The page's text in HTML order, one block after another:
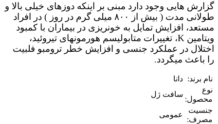
گزارش هایی وجود دارد مبنی بر اینکه دوزهای خیلی بالا و
طولانی مدت ( بیش از ۸٠٠ میلی گرم در روز ) در افراد
مستعد، افزایش تمایل به خونریزی در بیماران با کمبود
ویتامین K، تغییرات متابولیسم هورمونهای تیروئید،
اختلال در عملکرد جنسی و افزایش خطر ترومبو فلبیت
را باعث میگردد.
نام برند: دانا
نوع
محصول:
سافت ژل
جنسیت
مصرف:
عمومی